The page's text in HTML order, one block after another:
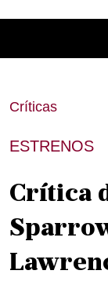
Críticas
ESTRENOS
Crítica